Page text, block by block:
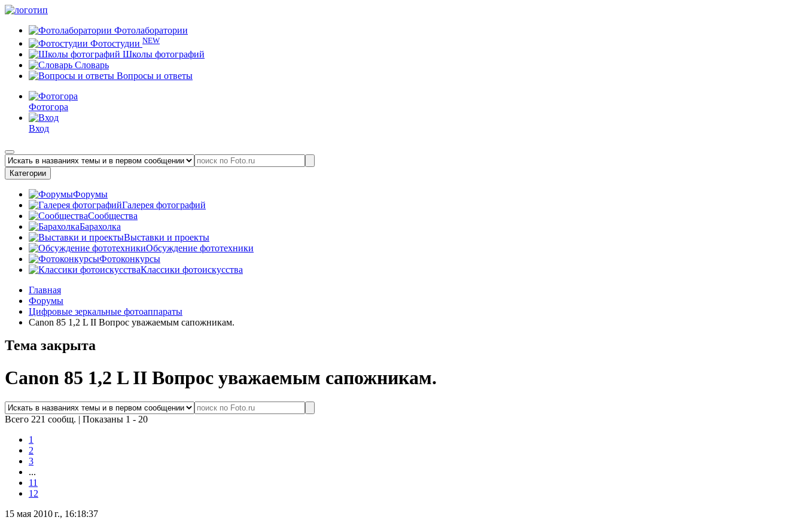
Фотолаборатории
Фотостудии NEW
Школы фотографий
Словарь
Вопросы и ответы
Фотогора
Вход
Категории
Форумы
Галерея фотографий
Сообщества
Барахолка
Выставки и проекты
Обсуждение фототехники
Фотоконкурсы
Классики фотоискусства
Главная
Форумы
Цифровые зеркальные фотоаппараты
Canon 85 1,2 L II Вопрос уважаемым сапожникам.
Тема закрыта
Canon 85 1,2 L II Вопрос уважаемым сапожникам.
Всего 221 сообщ. | Показаны 1 - 20
1
2
3
...
11
12
15 мая 2010 г., 16:18:37